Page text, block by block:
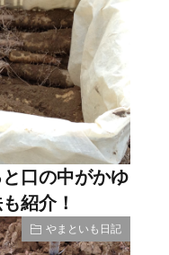
と口の中がかゆ
紹介！
やまといも日記